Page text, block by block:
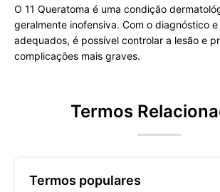
O 11 Queratoma é uma condição
geralmente inofensiva. Com o diagnóstico
adequados, é possível controlar a lesão e
complicações mais graves.
Termos
Termos populares